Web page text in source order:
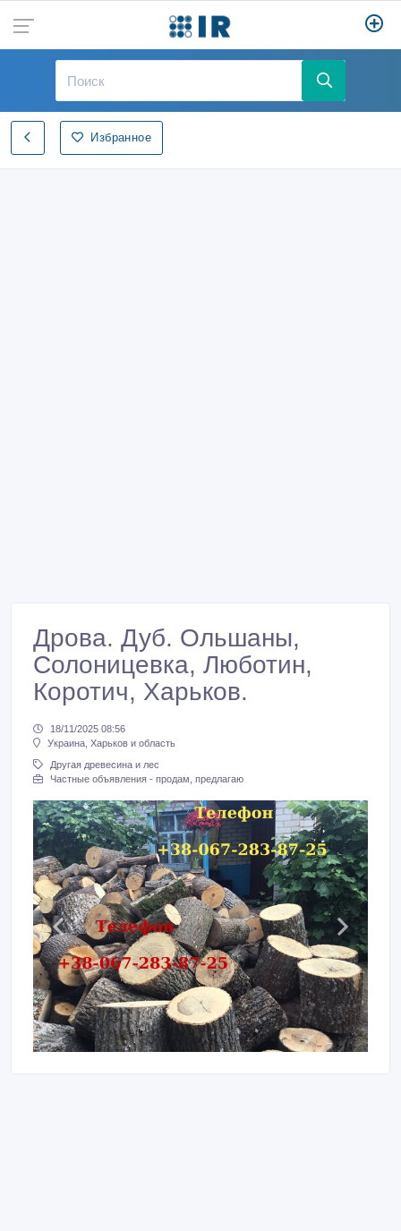
Избранное
Дрова. Дуб. Ольшаны,
Солоницевка, Люботин,
Коротич, Харьков.
18/11/2025 08:56
Украина, Харьков и область
Другая древесина и лес
Частные объявления - продам, предлагаю